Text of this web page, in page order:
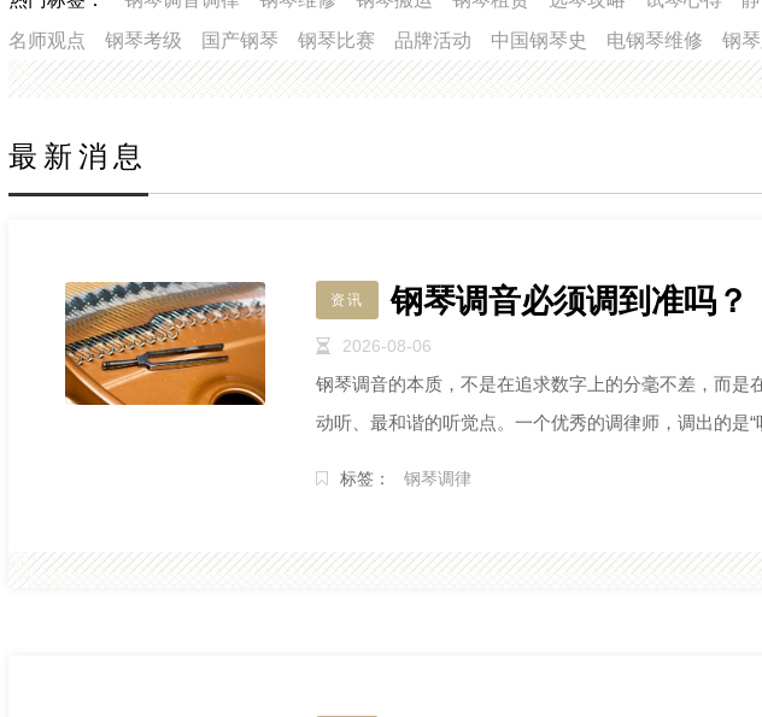
名师观点
钢琴考级 国产钢琴 钢琴比赛 品牌活动 中国钢琴史 电钢琴维修 钢
最新消息
资讯 钢琴调音必须调到准吗？
2026-08-06
钢琴调音的本质，不是在追求数字上的分毫不差，而是
动听、最和谐的听觉点。一个优秀的调律师，调出的是“
标签： 钢琴调律